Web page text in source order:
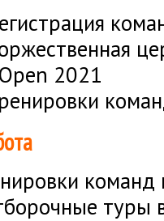
2021
команд
туры